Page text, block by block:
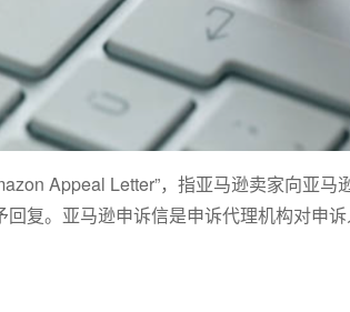
Appeal Letter”，指亚马逊卖家向亚
复。亚马逊申诉信是申诉代理机构对申